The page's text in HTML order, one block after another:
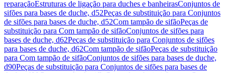
reparaçãoEstruturas de ligação para duches e banheirasConjuntos de
sifões para bases de duche, d52Peças de substituição para Conjuntos
de sifões para bases de duche, d52Com tampão de sifãoPeças de
substituição para Com tampão de sifãoConjuntos de sifões para
bases de duche, d62Peças de substituição para Conjuntos de sifões
para bases de duche, d62Com tampão de sifãoPeças de substituição
para Com tampão de sifãoConjuntos de sifões para bases de duche,
d90Peças de substituição para Conjuntos de sifões para bases de